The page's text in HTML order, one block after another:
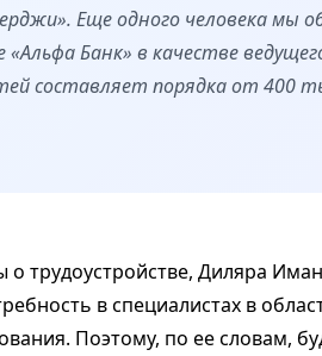
Еще одного человека мы
Банк» в качестве
составляет порядка от 400
трудоустройстве, Диляра
в специалистах в
Поэтому, по ее словам,